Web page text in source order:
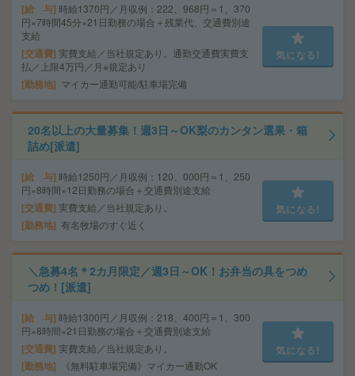
給 与 時給1370円／月収例：222、968円＝1、370
円×7時間45分×21日勤務の場合＋残業代、交通費別途
支給
交通費 実費支給／当社規定あり。通勤交通費実費支
払／上限4万円／月※規定あり
勤務地 マイカー通勤可能/駐車場完備
気になる!
20名以上の大量募集！週3日～OK梨のカンタン選果・箱
詰め[派遣]
給 与 時給1250円／月収例：120、000円＝1、250
円×8時間×12日勤務の場合＋交通費別途支給
交通費 実費支給／当社規定あり。
勤務地 有名牧場のすぐ近く
気になる!
＼急募4名＊2カ月限定／週3日～OK！お弁当の具をつめ
つめ！[派遣]
給 与 時給1300円／月収例：218、400円＝1、300
円×8時間×21日勤務の場合＋交通費別途支給
交通費 実費支給／当社規定あり。
勤務地 《無料駐車場完備》マイカー通勤OK
気になる!